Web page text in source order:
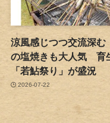
涼風感じつつ交流深
の塩焼きも大人気 育
「若鮎祭り」が盛況
2026-07-22